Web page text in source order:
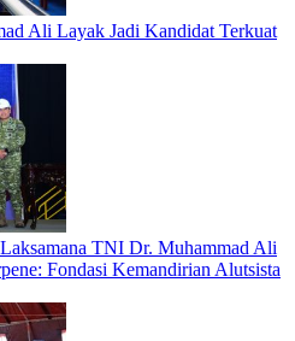
Ali Layak Jadi Kandidat Terkuat
TNI Dr. Muhammad Ali
Fondasi Kemandirian Alutsista